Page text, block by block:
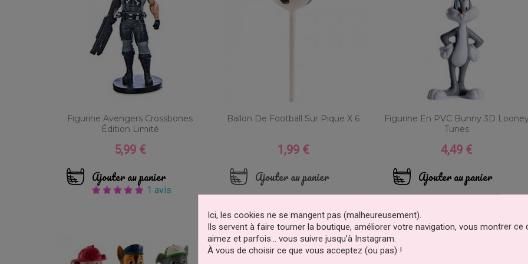
Figurine Avengers Crossbones
Édition Limité
Prix
5,99 €
Ajouter au panier
1 avis
Ballon De Football Sur Pique X 6
Prix
1,99 €
Ajouter au panier
Figurine En PVC Bunny 3D
Tunes
Prix
4,49 €
Ajouter au panier
Ici, les cookies ne se mangent pas (malheureusement).
Ils servent à faire tourner la boutique, améliorer votre navigation, vous montrer ce
aimez et parfois… vous suivre jusqu’à Instagram.
À vous de choisir ce que vous acceptez (ou pas) !